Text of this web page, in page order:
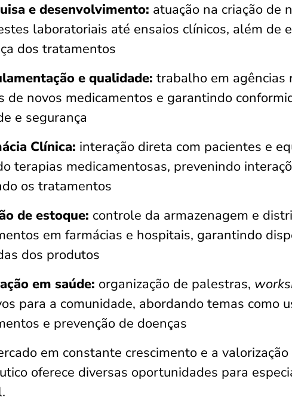
e desenvolvimento: atuação na criação de
laboratoriais até ensaios clínicos, além de
dos tratamentos
e qualidade: trabalho em agências
de novos medicamentos e garantindo
e segurança
Clínica: interação direta com pacientes e
terapias medicamentosas, prevenindo
os tratamentos
de estoque: controle da armazenagem e
em farmácias e hospitais, garantindo
dos produtos
em saúde: organização de palestras,
para a comunidade, abordando temas como
e prevenção de doenças
em constante crescimento e a
oferece diversas oportunidades para